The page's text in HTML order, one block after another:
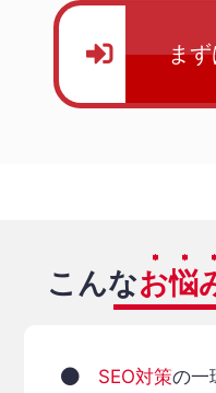
ま
こんなお悩
SEO対策の一